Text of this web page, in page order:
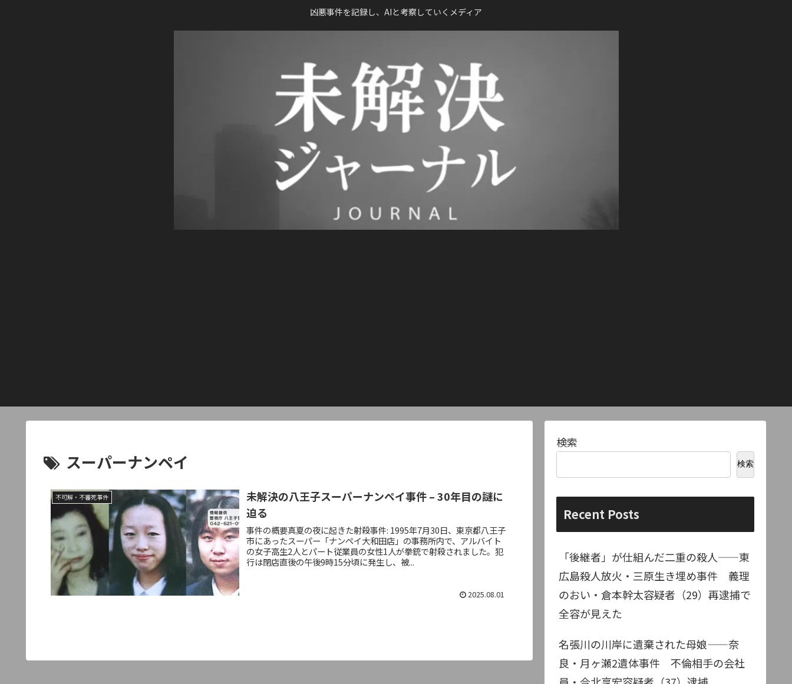
凶悪事件を記録し、AIと考察していくメディア
スーパーナンペイ
不可解・不審死事件
未解決の八王子スーパーナンペイ事件 – 30年目の謎に
迫る
事件の概要真夏の夜に起きた射殺事件: 1995年7月30日、東京都八王子
市にあったスーパー「ナンペイ大和田店」の事務所内で、アルバイト
の女子高生2人とパート従業員の女性1人が拳銃で射殺されました。犯
行は閉店直後の午後9時15分頃に発生し、被...
2025.08.01
検索
検索
Recent Posts
「後継者」が仕組んだ二重の殺人——東
広島殺人放火・三原生き埋め事件 義理
のおい・倉本幹太容疑者（29）再逮捕で
全容が見えた
名張川の川岸に遺棄された母娘——奈
良・月ヶ瀬2遺体事件 不倫相手の会社